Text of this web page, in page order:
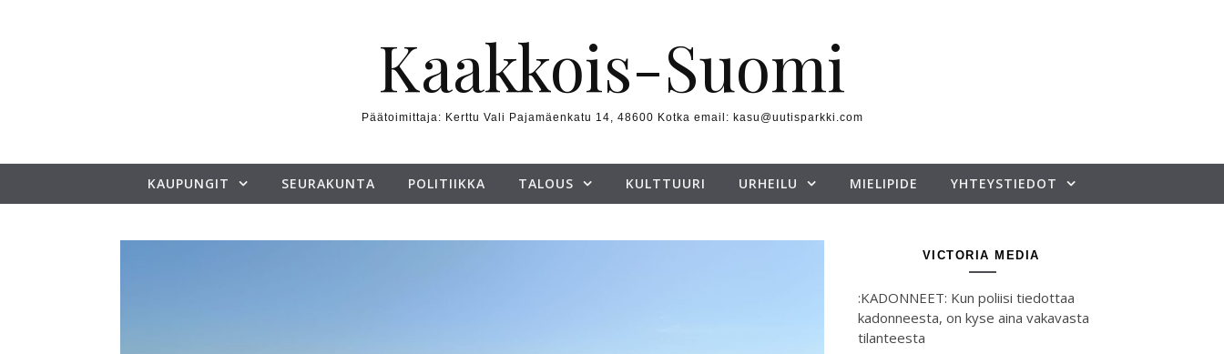
Kaakkois-Suomi
Päätoimittaja: Kerttu Vali Pajamäenkatu 14, 48600 Kotka email: kasu@uutisparkki.com
KAUPUNGIT SEURAKUNTA POLITIIKKA TALOUS KULTTUURI URHEILU MIELIPIDE YHTEYSTIEDOT
VICTORIA MEDIA
:KADONNEET: Kun poliisi tiedottaa
kadonneesta, on kyse aina vakavasta
tilanteesta